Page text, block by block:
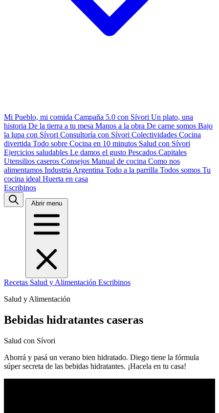
Mi Pueblo, mi comida Campaña 5.0 con Sívori Un plato, una
historia De la tierra a tu mesa Manos a la obra De carne somos Bajo
la lupa con Sívori Consultoría con Sívori Colectividades Cocina
divertida Todo sobre Cocina en 10 minutos Salud con Sívori
Ejercicios saludables Le damos el gusto Pescados Capitales
Utensilios caseros Consejos Manual de cocina Como nos
alimentamos Industria Argentina Todo a la parrilla Todos somos Tu
cocina ideal Huerta en casa
Escribinos
Abrir menu
Recetas Salud y Alimentación Escribinos
Salud y Alimentación
Bebidas hidratantes caseras
Salud con Sívori
Ahorrá y pasá un verano bien hidratado. Diego tiene la fórmula
súper secreta de las bebidas hidratantes. ¡Hacela en tu casa!